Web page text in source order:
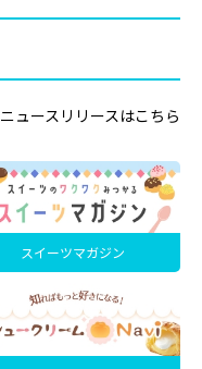
ニュースリリースはこちら
スイーツマガジン